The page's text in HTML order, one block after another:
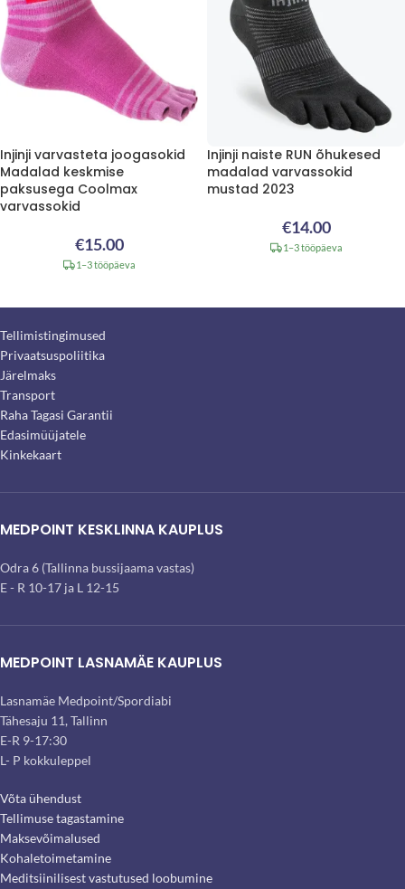
Injinji varvasteta joogasokid
Madalad keskmise
paksusega Coolmax
varvassokid
€15.00
1–3 tööpäeva
Injinji naiste RUN õhukesed
madalad varvassokid
mustad 2023
€14.00
1–3 tööpäeva
Tellimistingimused
Privaatsuspoliitika
Järelmaks
Transport
Raha Tagasi Garantii
Edasimüüjatele
Kinkekaart
MEDPOINT KESKLINNA KAUPLUS
Odra 6 (Tallinna bussijaama vastas)
E - R 10-17 ja L 12-15
MEDPOINT LASNAMÄE KAUPLUS
Lasnamäe Medpoint/Spordiabi
Tähesaju 11, Tallinn
E-R 9-17:30
L- P kokkuleppel
Võta ühendust
Tellimuse tagastamine
Maksevõimalused
Kohaletoimetamine
Meditsiinilisest vastutused loobumine